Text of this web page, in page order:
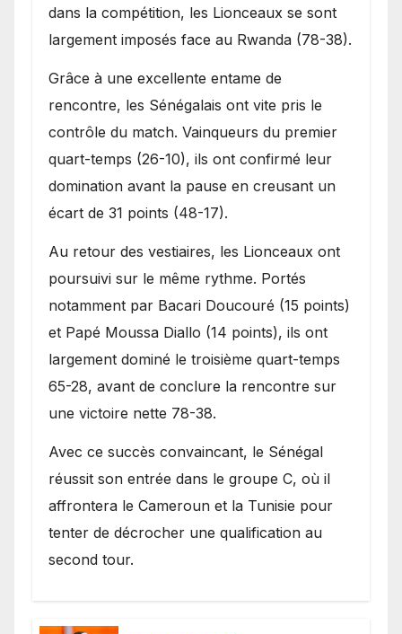
dans la compétition, les Lionceaux se sont
largement imposés face au Rwanda (78-38).
Grâce à une excellente entame de
rencontre, les Sénégalais ont vite pris le
contrôle du match. Vainqueurs du premier
quart-temps (26-10), ils ont confirmé leur
domination avant la pause en creusant un
écart de 31 points (48-17).
Au retour des vestiaires, les Lionceaux ont
poursuivi sur le même rythme. Portés
notamment par Bacari Doucouré (15 points)
et Papé Moussa Diallo (14 points), ils ont
largement dominé le troisième quart-temps
65-28, avant de conclure la rencontre sur
une victoire nette 78-38.
Avec ce succès convaincant, le Sénégal
réussit son entrée dans le groupe C, où il
affrontera le Cameroun et la Tunisie pour
tenter de décrocher une qualification au
second tour.